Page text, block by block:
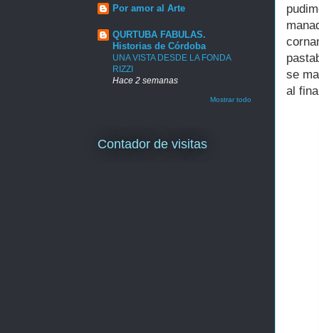
se
al
Por amor al Arte
QURTUBA FABULAS.
Historias de Córdoba
UNA VISTA DESDE LA FONDA
RIZZI
Hace 2 semanas
Mostrar todo
Contador de visitas